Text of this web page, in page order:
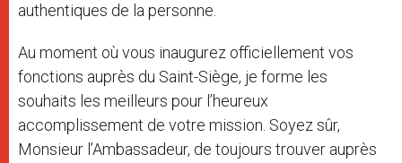
authentiques de la personne.
Au moment où vous inaugurez officiellement vos
fonctions auprès du Saint-Siège, je forme les
souhaits les meilleurs pour l’heureux
accomplissement de votre mission. Soyez sûr,
Monsieur l’Ambassadeur, de toujours trouver auprès